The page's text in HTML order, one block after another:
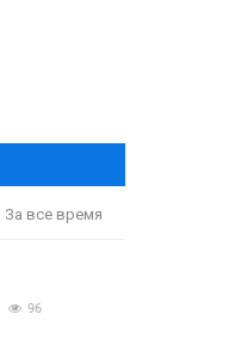
За все время
96